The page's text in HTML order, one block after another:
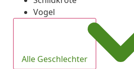
Vogel
Alle Geschlechter